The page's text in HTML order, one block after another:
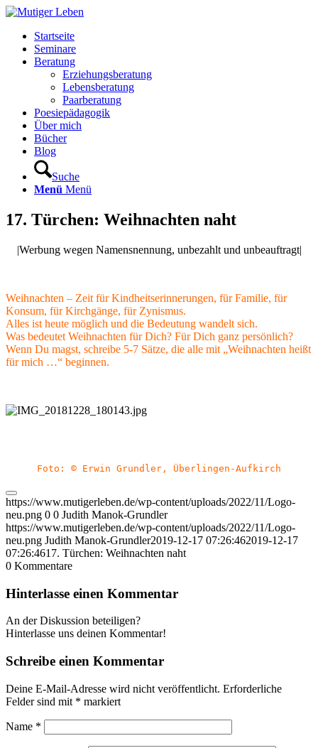
Startseite
Seminare
Beratung
Erziehungsberatung
Lebensberatung
Paarberatung
Poesiepädagogik
Über mich
Bücher
Blog
Suche
Menü Menü
17. Türchen: Weihnachten naht
|Werbung wegen Namensnennung, unbezahlt und unbeauftragt|
Weihnachten – Zeit für Kindheitserinnerungen, für Familie, für
Konsum, für Kirchgänge, für Zynismus.
Alles ist heute möglich und die Bedeutung wandelt sich.
Was bedeutet Weihnachten für Dich? Für Dich ganz persönlich?
Wenn Du magst, schreibe 5-7 Sätze, die alle mit „Weihnachten heißt
für mich …“ beginnen.
Foto: © Erwin Grundler, Überlingen-Aufkirch
https://www.mutigerleben.de/wp-content/uploads/2022/11/Logo-
neu.png 0 0 Judith Manok-Grundler
https://www.mutigerleben.de/wp-content/uploads/2022/11/Logo-
neu.png Judith Manok-Grundler2019-12-17 07:26:462019-12-17
07:26:4617. Türchen: Weihnachten naht
0 Kommentare
Hinterlasse einen Kommentar
An der Diskussion beteiligen?
Hinterlasse uns deinen Kommentar!
Schreibe einen Kommentar
Deine E-Mail-Adresse wird nicht veröffentlicht. Erforderliche
Felder sind mit * markiert
Name *